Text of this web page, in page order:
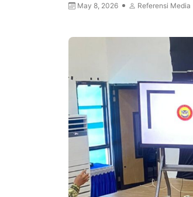
May 8, 2026 Referensi Media